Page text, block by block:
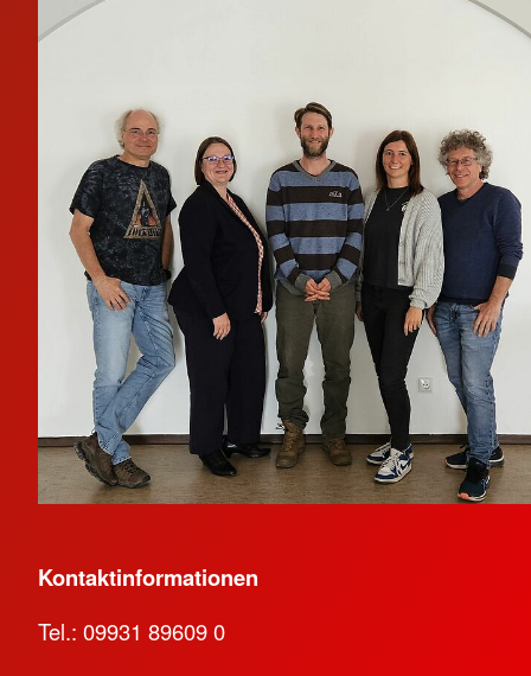
Mehr anzeigen
Kontaktinformationen
Tel.: 09931 89609 0